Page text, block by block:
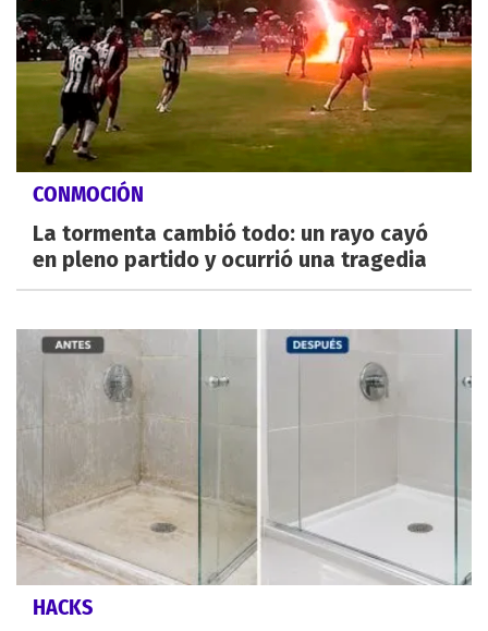
CONMOCIÓN
La tormenta cambió todo: un rayo cayó
en pleno partido y ocurrió una tragedia
HACKS